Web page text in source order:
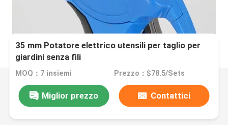
35 mm Potatore elettrico utensili per taglio per
giardini senza fili
MOQ：7 insiemi Prezzo：$78.5/Sets
Miglior prezzo Contattici